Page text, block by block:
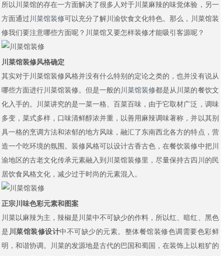
所以川菜馆的存在一方面解决了很多人对于川菜麻辣的味觉体验，另一
方面通过 川菜馆装修可以充分了解川渝饮食文化特色。那么，川菜馆装
修我们要注意哪些方面呢？川菜馆又要怎样装修才能吸引客源呢？
川菜馆装修风格确定
其实对于川菜馆装修风格并没有什么特别的定论之类的，也并没有说从
哪些方面进行川菜馆装修。但是一般的 川菜馆装修都是从川菜的餐饮文
化入手的。川菜讲究的是一菜一格、百菜百味，由于它取材广泛，调味
多变，菜式多样，口味清鲜醇浓并重，以善用麻辣调味著称，并以其别
具一格的烹调方法和浓郁的地方风味，融汇了东南西北各方的特点，营
造一个吃环境的氛围。装修风格可以设计古香古色，在餐饮装修中把川
渝地区的古老文化传承元素融入到川菜馆装修里，尽量保持古四川的民
居饮食风格文化，减少过于时尚的元素混入。
正宗川味色彩元素和图案
川菜以麻辣为主，辣椒是川菜中不可缺少的作料，所以红、暗红、黑色
是 川菜馆装修设计中不可缺少的元素。整体餐馆装修色调需要色彩鲜
明，和谐协调。川菜的发源地是古代的巴国和蜀国，在装饰上以粗犷的